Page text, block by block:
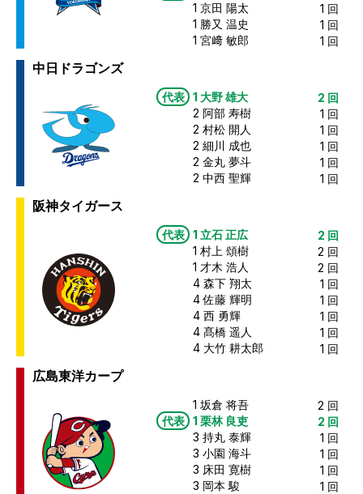
1 京田 陽太 1 回
1 勝又 温史 1 回
1 宮﨑 敏郎 1 回
中日ドラゴンズ
1 大野 雄大 2 回
代表
2 阿部 寿樹 1 回
2 村松 開人 1 回
2 細川 成也 1 回
2 金丸 夢斗 1 回
2 中西 聖輝 1 回
阪神タイガース
1 立石 正広 2 回
代表
1 村上 頌樹 2 回
1 才木 浩人 2 回
4 森下 翔太 1 回
4 佐藤 輝明 1 回
4 西 勇輝 1 回
4 髙橋 遥人 1 回
4 大竹 耕太郎 1 回
広島東洋カープ
1 坂倉 将吾 2 回
1 栗林 良吏 2 回
代表
3 持丸 泰輝 1 回
3 小園 海斗 1 回
3 床田 寛樹 1 回
3 岡本 駿 1 回